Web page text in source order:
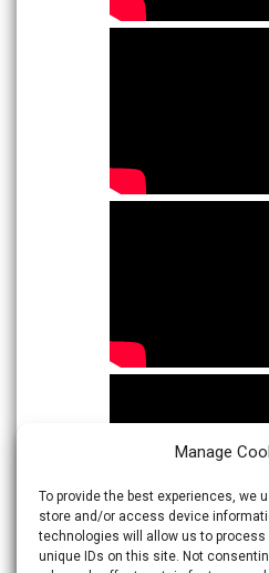
Manage
To provide the best experiences, we
store and/or access device
technologies will allow us to
unique IDs on this site. Not